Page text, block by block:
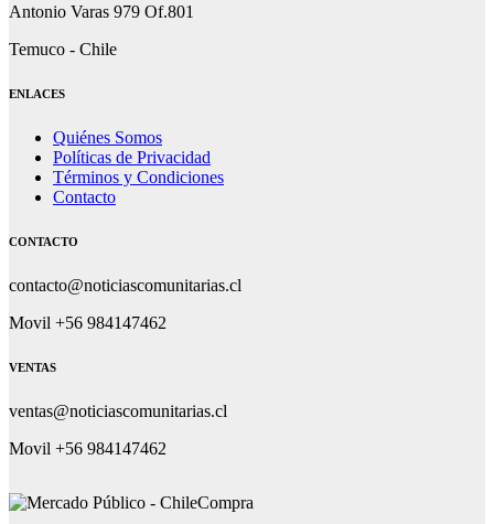
Antonio Varas 979 Of.801
Temuco - Chile
ENLACES
Quiénes Somos
Políticas de Privacidad
Términos y Condiciones
Contacto
CONTACTO
contacto@noticiascomunitarias.cl
Movil +56 984147462
VENTAS
ventas@noticiascomunitarias.cl
Movil +56 984147462